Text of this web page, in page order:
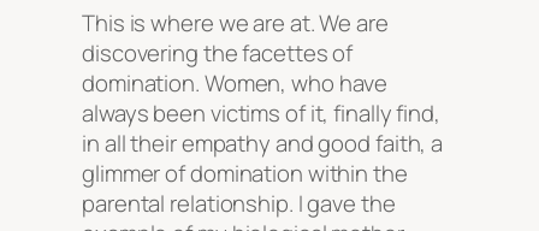
This is where we are at. We are
discovering the facettes of
domination. Women, who have
always been victims of it, finally find,
in all their empathy and good faith, a
glimmer of domination within the
parental relationship. I gave the